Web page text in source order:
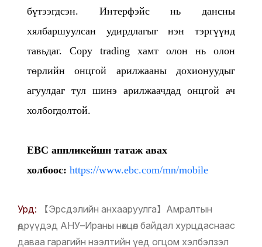
бүтээгдсэн. Интерфэйс нь дансны
хялбаршуулсан удирдлагыг нэн тэргүүнд
тавьдаг. Copy trading хамт олон нь олон
төрлийн онцгой арилжааны дохионуудыг
агуулдаг тул шинэ арилжаачдад онцгой ач
холбогдолтой.
EBC аппликейшн татаж авах
холбоос: https://www.ebc.com/mn/mobile
Урд:
【Эрсдэлийн анхааруулга】Амралтын
өдрүүдэд АНУ–Ираны нөхцөл байдал хурцдаснаас
даваа гарагийн нээлтийн үед огцом хэлбэлзэл